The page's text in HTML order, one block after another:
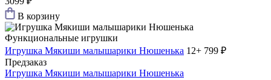
В корзину
Функциональные игрушки
Игрушка Мякиши малышарики Нюшенька 12+ 799 ₽
Предзаказ
Игрушка Мякиши малышарики Нюшенька